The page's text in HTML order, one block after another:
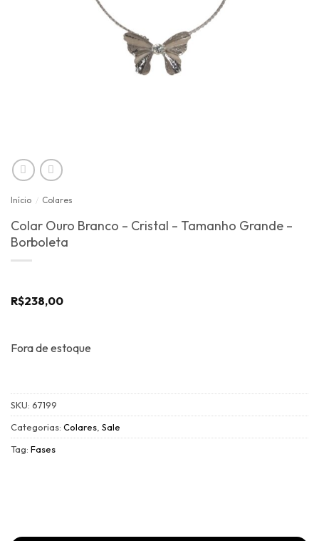
Início / Colares
Colar Ouro Branco – Cristal – Tamanho Grande –
Borboleta
R$238,00
Fora de estoque
SKU: 67199
Categorias: Colares Sale
Tag: Fases